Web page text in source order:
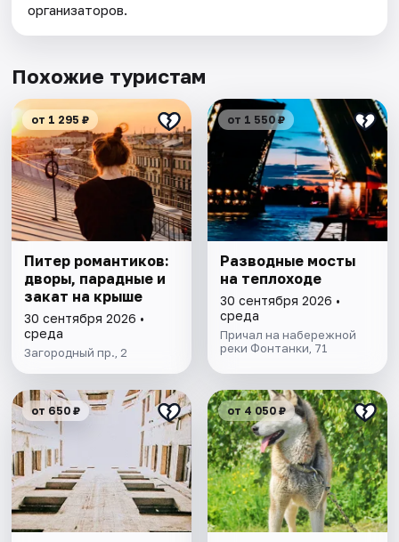
организаторов.
Похожие туристам
от 1 295 ₽
Питер романтиков:
дворы, парадные и
закат на крыше
30 сентября 2026 •
среда
Загородный пр., 2
от 1 550 ₽
Разводные мосты
на теплоходе
30 сентября 2026 •
среда
Причал на набережной
реки Фонтанки, 71
от 650 ₽ от 4 050 ₽